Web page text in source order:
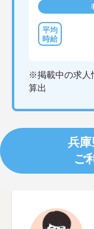
※掲載中の求人
算出
兵
ご